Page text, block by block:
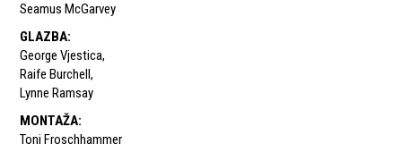
Seamus McGarvey
GLAZBA:
George Vjestica,
Raife Burchell,
Lynne Ramsay
MONTAŽA:
Toni Froschhammer